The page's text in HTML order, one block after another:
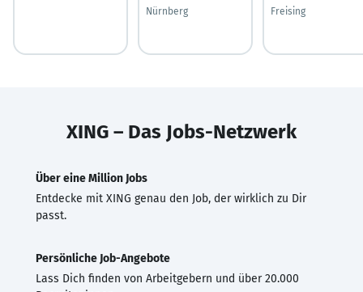
Nürnberg
Freising
XING – Das Jobs-Netzwerk
Über eine Million Jobs
Entdecke mit XING genau den Job, der wirklich zu Dir
passt.
Persönliche Job-Angebote
Lass Dich finden von Arbeitgebern und über 20.000